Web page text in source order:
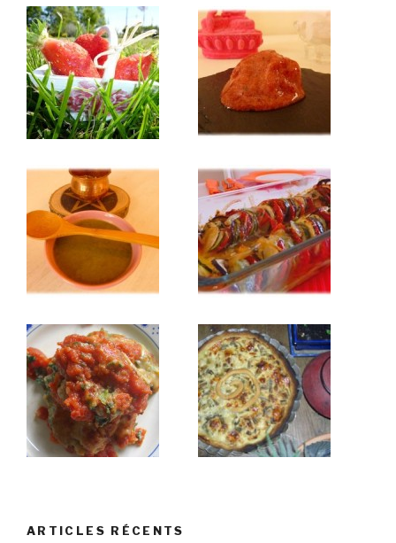
ARTICLES RÉCENTS